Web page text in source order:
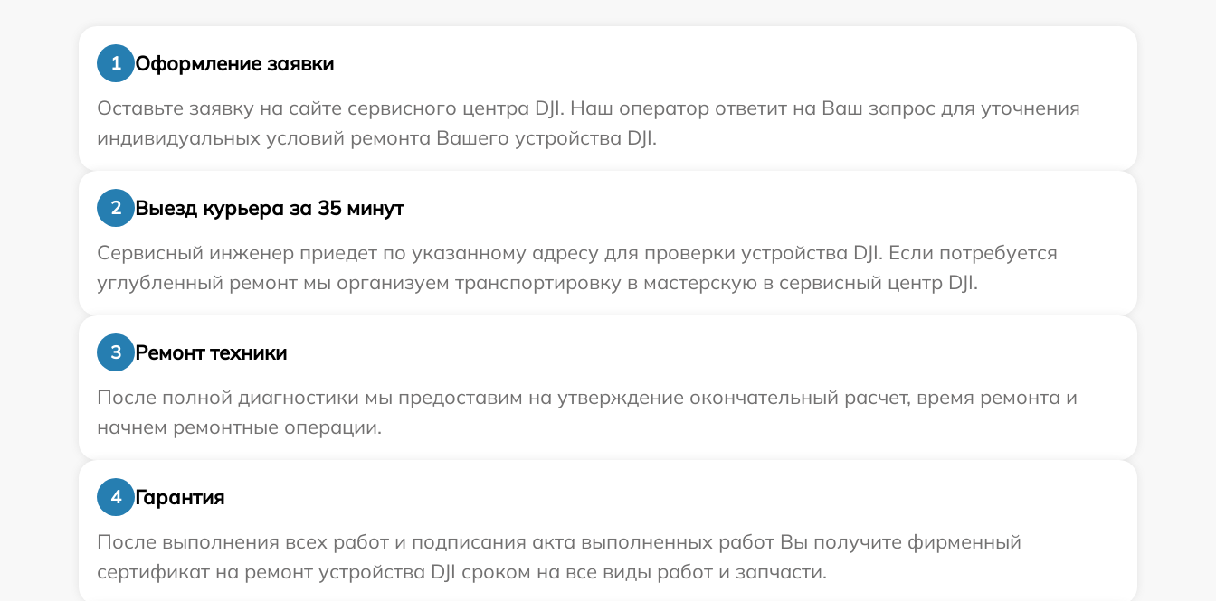
1
Оформление заявки
Оставьте заявку на сайте сервисного центра DJI. Наш оператор ответит на Ваш запрос для уточнения
индивидуальных условий ремонта Вашего устройства DJI.
2
Выезд курьера за 35 минут
Сервисный инженер приедет по указанному адресу для проверки устройства DJI. Если потребуется
углубленный ремонт мы организуем транспортировку в мастерскую в сервисный центр DJI.
3
Ремонт техники
После полной диагностики мы предоставим на утверждение окончательный расчет, время ремонта и
начнем ремонтные операции.
4
Гарантия
После выполнения всех работ и подписания акта выполненных работ Вы получите фирменный
сертификат на ремонт устройства DJI сроком на все виды работ и запчасти.